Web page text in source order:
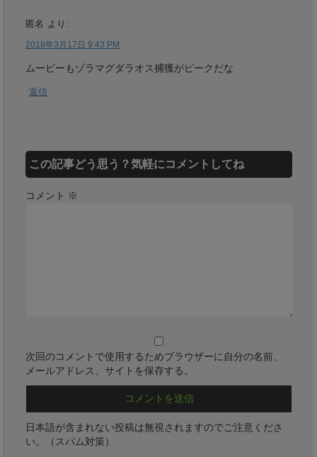
匿名 より:
2018年3月17日 9:43 PM
ムービーもゾラマグダラオス捕獲がピークだな
返信
この記事どう思う？気軽にコメントしてね
コメント ※
次回のコメントで使用するためブラウザーに自分の名前、
メールアドレス、サイトを保存する。
日本語が含まれない投稿は無視されますのでご注意くださ
い。（スパム対策）